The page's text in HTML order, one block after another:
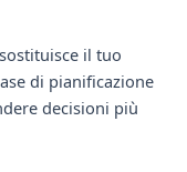
il tuo
di pianificazione
decisioni più